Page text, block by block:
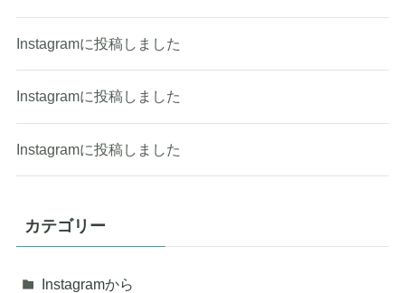
Instagramに投稿しました
Instagramに投稿しました
Instagramに投稿しました
カテゴリー
Instagramから